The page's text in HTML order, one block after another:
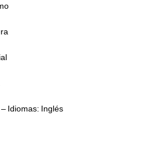
Idiomas: Inglés